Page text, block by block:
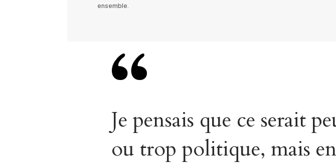
ensemble.
Je pensais que ce serait
ou trop politique, mais